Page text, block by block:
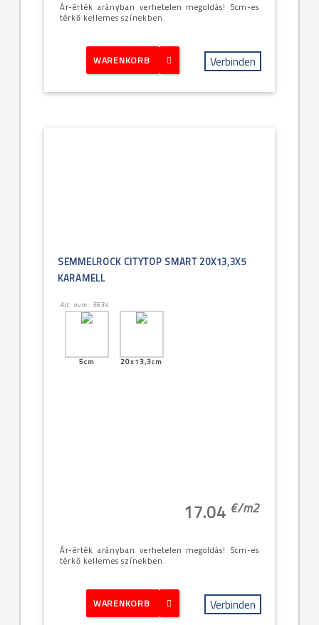
Ár-érték arányban verhetelen megoldás! 5cm-es
térkő kellemes színekben.
WARENKORB Verbinden
SEMMELROCK CITYTOP SMART 20X13,3X5
KARAMELL
Art. num.: 5634
5cm 20x13,3cm
17.04 €/m2
Ár-érték arányban verhetelen megoldás! 5cm-es
térkő kellemes színekben.
WARENKORB Verbinden